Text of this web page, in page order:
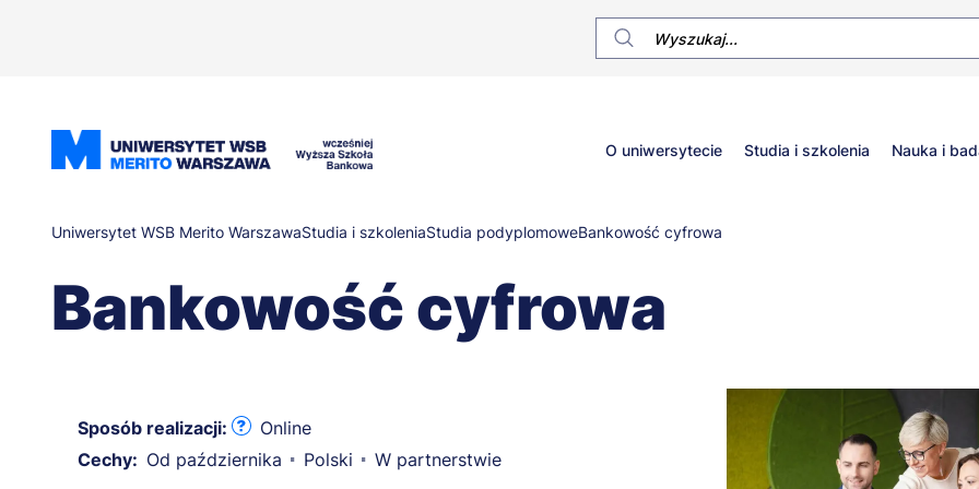
Główne
menu
O uniwersytecie Studia i szkolenia Nauka i
Ścieżka
nawigacyjna
Uniwersytet WSB Merito WarszawaStudia i szkoleniaStudia podyplomoweBankowość cyfrowa
Bankowość cyfrowa
Sposób realizacji:
Online
Cechy: Od października Polski W partnerstwie